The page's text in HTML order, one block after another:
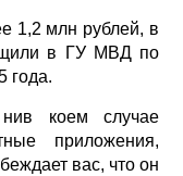
1,2 млн рублей, в
в ГУ МВД по
года.
коем случае
приложения,
вас, что он